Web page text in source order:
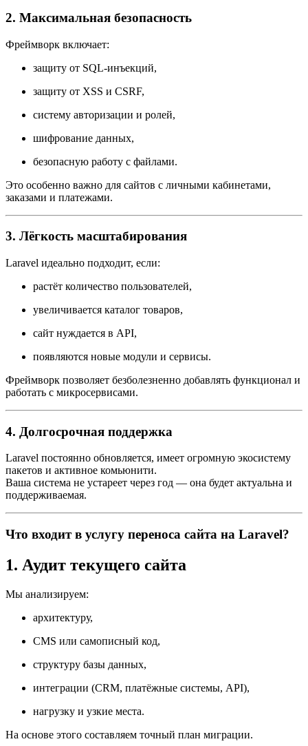
2. Максимальная безопасность
Фреймворк включает:
защиту от SQL-инъекций,
защиту от XSS и CSRF,
систему авторизации и ролей,
шифрование данных,
безопасную работу с файлами.
Это особенно важно для сайтов с личными кабинетами,
заказами и платежами.
3. Лёгкость масштабирования
Laravel идеально подходит, если:
растёт количество пользователей,
увеличивается каталог товаров,
сайт нуждается в API,
появляются новые модули и сервисы.
Фреймворк позволяет безболезненно добавлять функционал и
работать с микросервисами.
4. Долгосрочная поддержка
Laravel постоянно обновляется, имеет огромную экосистему
пакетов и активное комьюнити.
Ваша система не устареет через год — она будет актуальна и
поддерживаемая.
Что входит в услугу переноса сайта на Laravel?
1. Аудит текущего сайта
Мы анализируем:
архитектуру,
CMS или самописный код,
структуру базы данных,
интеграции (CRM, платёжные системы, API),
нагрузку и узкие места.
На основе этого составляем точный план миграции.